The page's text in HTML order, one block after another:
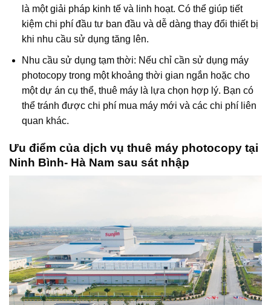
là một giải pháp kinh tế và linh hoạt. Có thể giúp tiết
kiệm chi phí đầu tư ban đầu và dễ dàng thay đổi thiết bị
khi nhu cầu sử dụng tăng lên.
Nhu cầu sử dụng tạm thời: Nếu chỉ cần sử dụng máy
photocopy trong một khoảng thời gian ngắn hoặc cho
một dự án cụ thể, thuê máy là lựa chọn hợp lý. Bạn có
thể tránh được chi phí mua máy mới và các chi phí liên
quan khác.
Ưu điểm của dịch vụ thuê máy photocopy tại
Ninh Bình- Hà Nam sau sát nhập